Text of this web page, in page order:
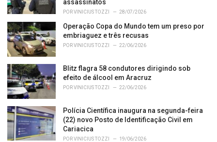
e
:
assassinatos
PORVINICIUS TOZZI 28/07/2026
Operação Copa do Mundo tem um preso por
embriaguez e três recusas
PORVINICIUS TOZZI 22/06/2026
Blitz flagra 58 condutores dirigindo sob
efeito de álcool em Aracruz
PORVINICIUS TOZZI 22/06/2026
Polícia Científica inaugura na segunda-feira
(22) novo Posto de Identificação Civil em
Cariacica
PORVINICIUS TOZZI 19/06/2026